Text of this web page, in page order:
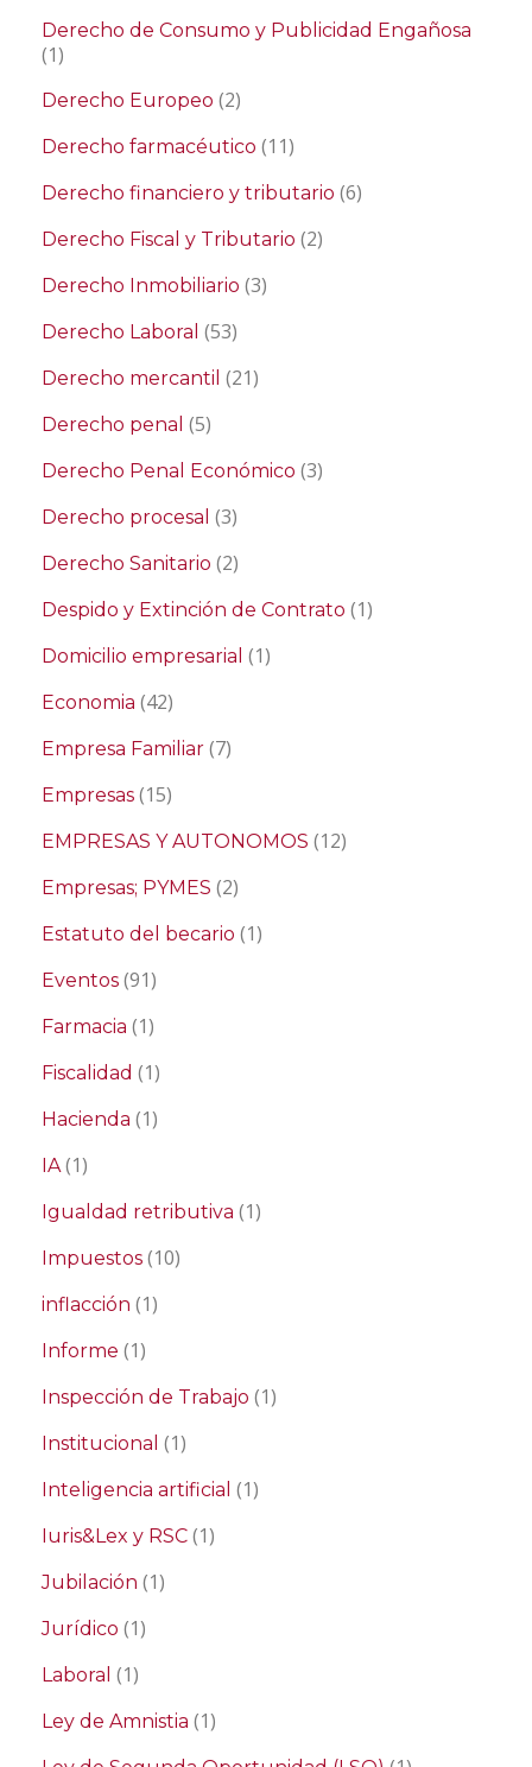
Derecho de Consumo y Publicidad Engañosa
(1)
Derecho Europeo (2)
Derecho farmacéutico (11)
Derecho financiero y tributario (6)
Derecho Fiscal y Tributario (2)
Derecho Inmobiliario (3)
Derecho Laboral (53)
Derecho mercantil (21)
Derecho penal (5)
Derecho Penal Económico (3)
Derecho procesal (3)
Derecho Sanitario (2)
Despido y Extinción de Contrato (1)
Domicilio empresarial (1)
Economia (42)
Empresa Familiar (7)
Empresas (15)
EMPRESAS Y AUTONOMOS (12)
Empresas; PYMES (2)
Estatuto del becario (1)
Eventos (91)
Farmacia (1)
Fiscalidad (1)
Hacienda (1)
IA(1)
Igualdad retributiva (1)
Impuestos (10)
inflacción (1)
Informe (1)
Inspección de Trabajo (1)
Institucional (1)
Inteligencia artificial (1)
Iuris&Lex y RSC (1)
Jubilación (1)
Jurídico (1)
Laboral (1)
Ley de Amnistia (1)